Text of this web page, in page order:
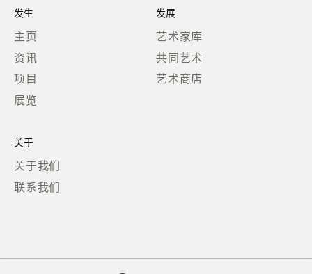
发生
主页
资讯
项目
展览
发展
艺术家库
共同艺术
艺术商店
关于
关于我们
联系我们